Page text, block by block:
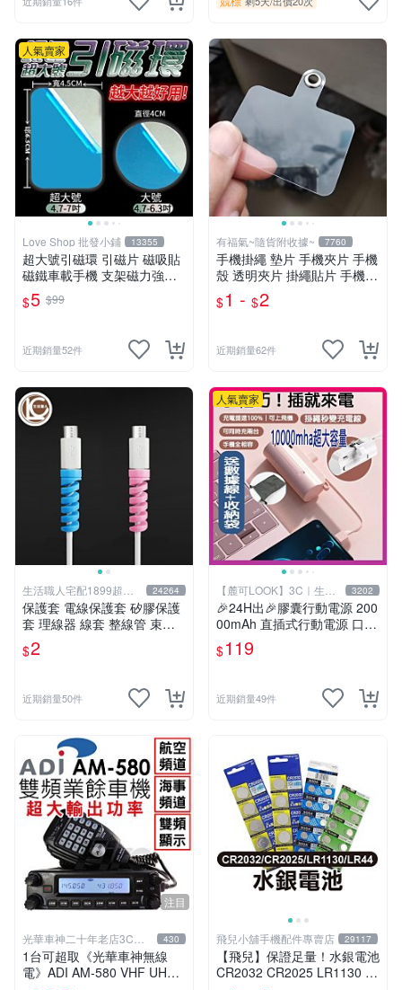
人氣賣家
Love Shop 批發小鋪 13355
超大號引磁環 引磁片 磁吸貼
磁鐵車載手機 支架磁力強力
吸盤大號超薄吸鐵片 磁力貼
片 引磁貼片
$5 $99
近期銷量52件
有福氣~隨貨附收據~ 7760
手機掛繩 墊片 手機夾片 手機
殼 透明夾片 掛繩貼片 手機充
電口 固定片 吊繩 掛片 免掛
繩孔【DD365】
$1 - $2
近期銷量62件
生活職人宅配1899超取
599
24264
保護套 電線保護套 矽膠保護
套 理線器 線套 整線管 束線
管 充電線 防咬線 充電線頭保
護套 生活職人【F036】
$2
近期銷量50件
人氣賣家
【麓可LOOK】3C｜生活
百貨
3202
🎉24H出🎉膠囊行動電源 200
00mAh 直插式行動電源 口袋
行動電源 移動電源 迷你膠囊
充電寶 蘋果 type-c
$119
近期銷量49件
注目
光華車神二十年老店3C賣
場
430
1台可超取《光華車神無線
電》ADI AM-580 VHF UHF
飛兒小舖手機配件專賣店 29117
【飛兒】保證足量！水銀電池
CR2032 CR2025 LR1130 L